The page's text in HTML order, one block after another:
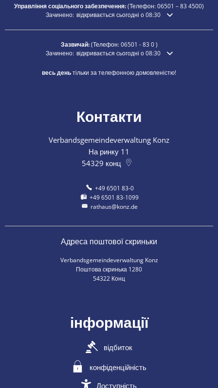
Управління соціального забезпечення:(Телефон:06501 – 834500)
Натисніть, щоб приховати додатковий час відкриття або
Зачинено: відкривається сьогодні о 08:30
Зазвичай:(Телефон:06501 - 83 0)
Натисніть, щоб приховати додатковий час відкриття або
Зачинено: відкривається сьогодні о 08:30
весь деньтільки за телефонною домовленістю!
Контакти
Verbandsgemeindeverwaltung Konz
На ринку 11
54329 конц
+49 6501 83-0
+49 6501 83-1099
rathaus@konz.de
Адреса поштової скриньки
Verbandsgemeindeverwaltung Konz
Поштова скринька 1280
54322 Конц
інформації
відбиток
конфіденційність
Доступність